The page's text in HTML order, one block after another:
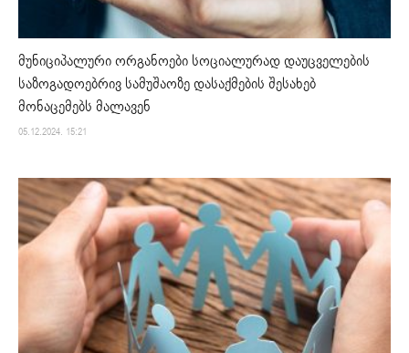
მუნიციპალური ორგანოები სოციალურად დაუცველების
საზოგადოებრივ სამუშაოზე დასაქმების შესახებ
მონაცემებს მალავენ
05.12.2024. 15:21